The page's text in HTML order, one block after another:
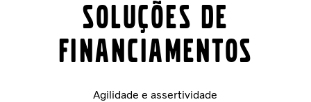
SOLUÇÕES DE
FINANCIAMENTOS
Agilidade e assertividade